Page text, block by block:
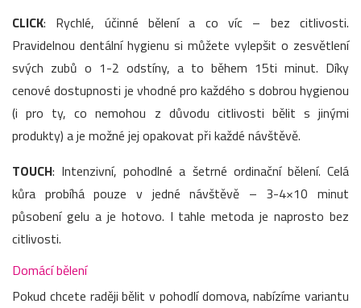
CLICK: Rychlé, účinné bělení a co víc – bez citlivosti.
Pravidelnou dentální hygienu si můžete vylepšit o zesvětlení
svých zubů o 1-2 odstíny, a to během 15ti minut. Díky
cenové dostupnosti je vhodné pro každého s dobrou hygienou
(i pro ty, co nemohou z důvodu citlivosti bělit s jinými
produkty) a je možné jej opakovat při každé návštěvě.
TOUCH: Intenzivní, pohodlné a šetrné ordinační bělení. Celá
kůra probíhá pouze v jedné návštěvě – 3-4×10 minut
působení gelu a je hotovo. I tahle metoda je naprosto bez
citlivosti.
Domácí bělení
Pokud chcete raději bělit v pohodlí domova, nabízíme variantu